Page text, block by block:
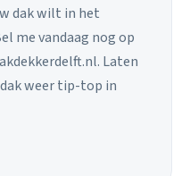
dak wilt in het
me vandaag nog op
Laten
weer tip-top in